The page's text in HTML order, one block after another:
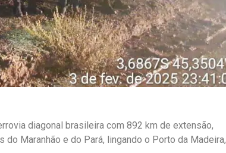
diagonal brasileira com 892 km de extensão,
Maranhão e do Pará, lingando o Porto da Madeira,